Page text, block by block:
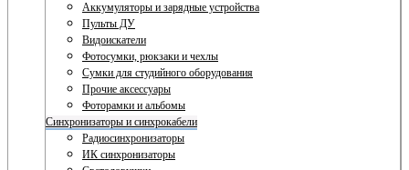
Аккумуляторы и зарядные устройства
Пульты ДУ
Видоискатели
Фотосумки, рюкзаки и чехлы
Сумки для студийного оборудования
Прочие аксессуары
Фоторамки и альбомы
Синхронизаторы и синхрокабели
Радиосинхронизаторы
ИК синхронизаторы